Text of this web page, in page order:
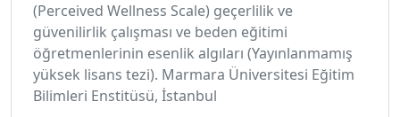
(Perceived Wellness Scale) geçerlilik ve
güvenilirlik çalışması ve beden eğitimi
öğretmenlerinin esenlik algıları (Yayınlanmamış
yüksek lisans tezi). Marmara Üniversitesi Eğitim
Bilimleri Enstitüsü, İstanbul